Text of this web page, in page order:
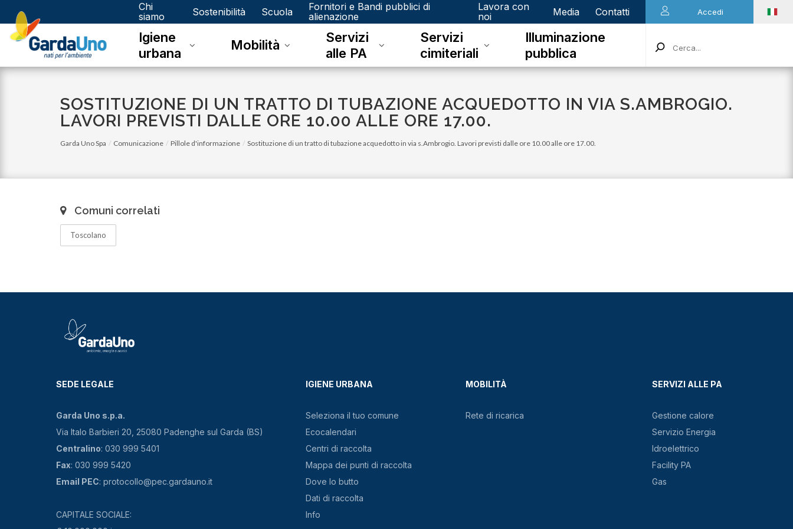
Gardauno
Spa
Chi
siamo
Sostenibilità Scuola
Fornitori e Bandi pubblici di
alienazione
Lavora con
noi
Media Contatti Accedi
Igiene
urbana
Mobilità
Servizi
alle PA
Servizi
cimiteriali
Illuminazione
pubblica
SOSTITUZIONE DI UN TRATTO DI TUBAZIONE ACQUEDOTTO IN VIA S.AMBROGIO.
LAVORI PREVISTI DALLE ORE 10.00 ALLE ORE 17.00.
Garda Uno Spa Comunicazione Pillole d'informazione Sostituzione di un tratto di tubazione acquedotto in via s.Ambrogio. Lavori previsti dalle ore 10.00 alle ore 17.00.
Comuni correlati
Toscolano
SEDE LEGALE
Garda Uno s.p.a.
Via Italo Barbieri 20, 25080 Padenghe sul Garda (BS)
Centralino: 030 999 5401
Fax: 030 999 5420
Email PEC: protocollo@pec.gardauno.it
CAPITALE SOCIALE:
IGIENE URBANA
Seleziona il tuo comune
Ecocalendari
Centri di raccolta
Mappa dei punti di raccolta
Dove lo butto
Dati di raccolta
Info
MOBILITÀ
Rete di ricarica
SERVIZI ALLE PA
Gestione calore
Servizio Energia
Idroelettrico
Facility PA
Gas